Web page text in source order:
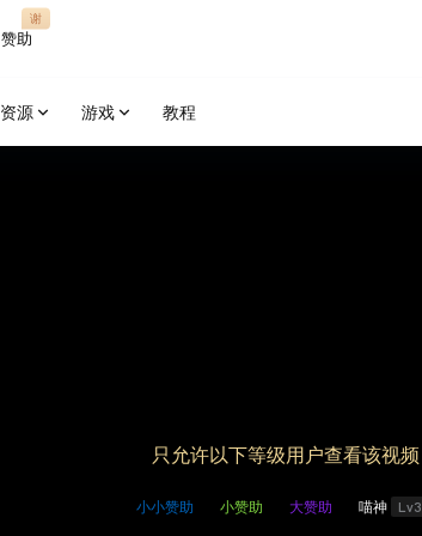
赞助
谢
资源 游戏 教程
只允许以下等级用户查看该视频
小小赞助 小赞助 大赞助 喵神 Lv3